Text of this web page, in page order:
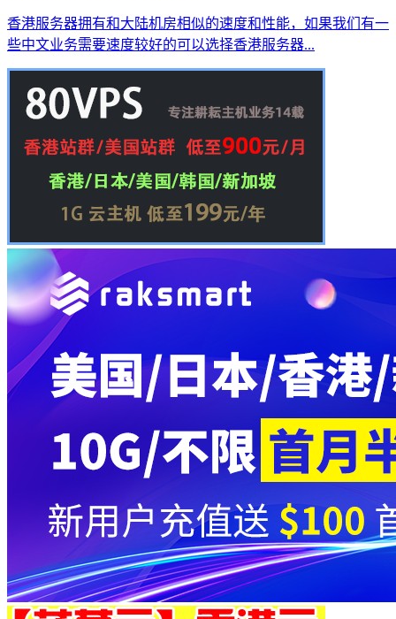
香港服务器拥有和大陆机房相似的速度和性能，如果我们有一
些中文业务需要速度较好的可以选择香港服务器...